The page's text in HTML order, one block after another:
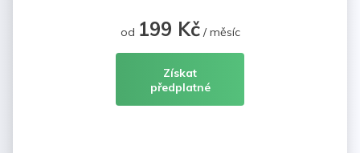
od 199 Kč/ měsíc
Získat
předplatné